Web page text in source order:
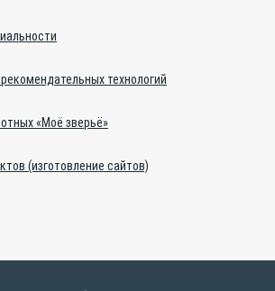
технологий
«Моё зверьё»
(изготовление сайтов)